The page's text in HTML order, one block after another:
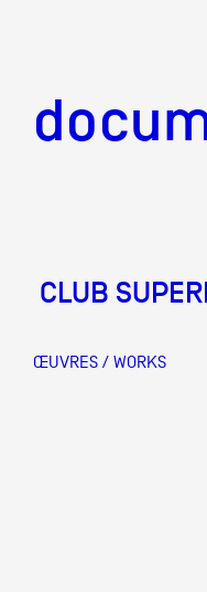
CLUB
ŒUVRES / WORKS